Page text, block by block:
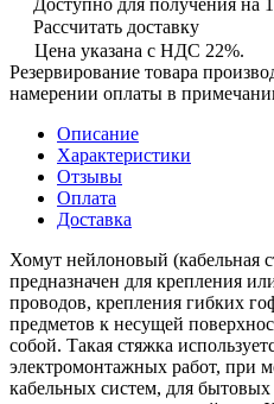
Рассчитать доставку
Цена указана с НДС 22%.
Резервирование товара
намерении оплаты в
Описание
Характеристики
Отзывы
Оплата
Доставка
Хомут нейлоновый (кабельная
предназначен для крепления
проводов, крепления гибких
предметов к несущей
собой. Такая стяжка
электромонтажных работ, при
кабельных систем, для